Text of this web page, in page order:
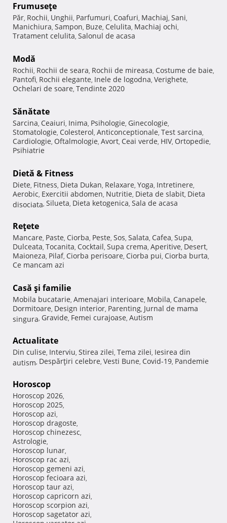
Frumuseţe
Păr, Rochii, Unghii, Parfumuri, Coafuri, Machiaj, Sani,
Manichiura, Sampon, Buze, Celulita, Machiaj ochi,
Tratament celulita, Salonul de acasa
Modă
Rochii, Rochii de seara, Rochii de mireasa, Costume de baie,
Pantofi, Rochii elegante, Inele de logodna, Verighete,
Ochelari de soare, Tendinte 2020
Sănătate
Sarcina, Ceaiuri, Inima, Psihologie, Ginecologie,
Stomatologie, Colesterol, Anticonceptionale, Test sarcina,
Cardiologie, Oftalmologie, Avort, Ceai verde, HIV, Ortopedie,
Psihiatrie
Dietă & Fitness
Diete, Fitness, Dieta Dukan, Relaxare, Yoga, Intretinere,
Aerobic, Exercitii abdomen, Nutritie, Dieta de slabit, Dieta
disociata, Silueta, Dieta ketogenica, Sala de acasa
Reţete
Mancare, Paste, Ciorba, Peste, Sos, Salata, Cafea, Supa,
Dulceata, Tocanita, Cocktail, Supa crema, Aperitive, Desert,
Maioneza, Pilaf, Ciorba perisoare, Ciorba pui, Ciorba burta,
Ce mancam azi
Casă şi familie
Mobila bucatarie, Amenajari interioare, Mobila, Canapele,
Dormitoare, Design interior, Parenting, Jurnal de mama
singura, Gravide, Femei curajoase, Autism
Actualitate
Din culise, Interviu, Stirea zilei, Tema zilei, Iesirea din
autism, Despărţiri celebre, Vesti Bune, Covid-19, Pandemie
Horoscop
Horoscop 2026,
Horoscop 2025,
Horoscop azi,
Horoscop dragoste,
Horoscop chinezesc,
Astrologie,
Horoscop lunar,
Horoscop rac azi,
Horoscop gemeni azi,
Horoscop fecioara azi,
Horoscop taur azi,
Horoscop capricorn azi,
Horoscop scorpion azi,
Horoscop sagetator azi,